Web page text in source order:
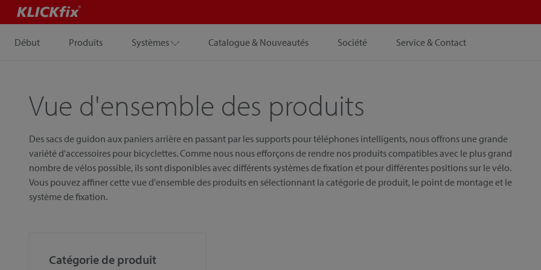
Début Produits Systèmes Catalogue & Nouveautés Société Service & Contact
Vue d'ensemble des produits
Des sacs de guidon aux paniers arrière en passant par les supports pour téléphones intelligents, nous offrons une grande
variété d'accessoires pour bicyclettes. Comme nous nous efforçons de rendre nos produits compatibles avec le plus grand
nombre de vélos possible, ils sont disponibles avec différents systèmes de fixation et pour différentes positions sur le vélo.
Vous pouvez affiner cette vue d'ensemble des produits en sélectionnant la catégorie de produit, le point de montage et le
système de fixation.
Catégorie de produit